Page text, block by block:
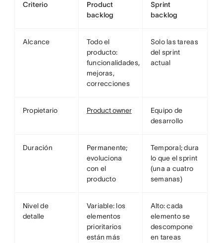
Criterio
Product
backlog
Sprint
backlog
Alcance
Todo el
producto:
funcionalidades,
mejoras,
correcciones
Solo las tareas
del sprint
actual
Propietario Product owner
Equipo de
desarrollo
Duración
Permanente;
evoluciona
con el
producto
Temporal; dura
lo que el sprint
(una a cuatro
semanas)
Nivel de
detalle
Variable: los
elementos
prioritarios
están más
Alto: cada
elemento se
descompone
en tareas